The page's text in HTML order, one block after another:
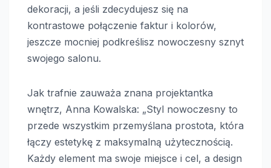
dekoracji, a jeśli zdecydujesz się na
kontrastowe połączenie faktur i kolorów,
jeszcze mocniej podkreślisz nowoczesny sznyt
swojego salonu.
Jak trafnie zauważa znana projektantka
wnętrz, Anna Kowalska: „Styl nowoczesny to
przede wszystkim przemyślana prostota, która
łączy estetykę z maksymalną użytecznością.
Każdy element ma swoje miejsce i cel, a design